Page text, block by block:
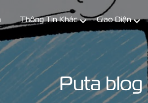
Thông Tin Khác Giao Diện
Puta blog